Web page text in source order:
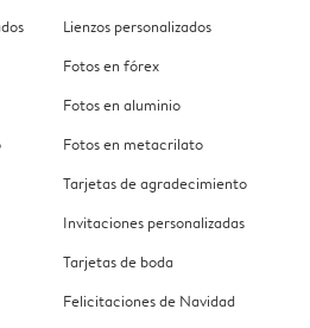
Lienzos personalizados
Fotos en fórex
Fotos en aluminio
Fotos en metacrilato
Tarjetas de agradecimiento
Invitaciones personalizadas
Tarjetas de boda
Felicitaciones de Navidad